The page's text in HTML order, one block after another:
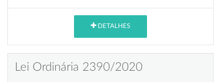
DETALHES
Lei Ordinária 2390/2020